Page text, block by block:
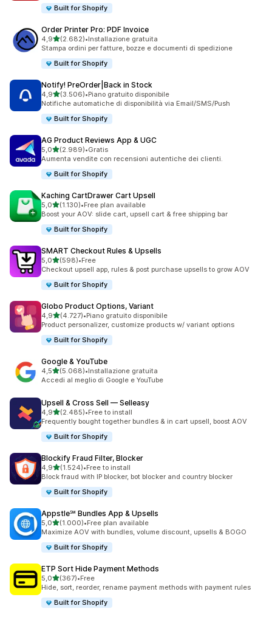
Built for Shopify
Order Printer Pro: PDF Invoice
4,9stelle su 5
(2.682)
2682 recensioni totali
•Installazione gratuita
Stampa ordini per fatture, bozze e documenti di spedizione
Built for Shopify
Notify! PreOrder|Back in Stock
4,9stelle su 5
(3.506)
3506 recensioni totali
•Piano gratuito disponibile
Notifiche automatiche di disponibilità via Email/SMS/Push
Built for Shopify
AG Product Reviews App & UGC
5,0stelle su 5
(2.989)
2989 recensioni totali
•Gratis
Aumenta vendite con recensioni autentiche dei clienti.
Built for Shopify
Kaching CartDrawer Cart Upsell
5,0stelle su 5
(1.130)
1130 recensioni totali
•Free plan available
Boost your AOV: slide cart, upsell cart & free shipping bar
Built for Shopify
SMART Checkout Rules & Upsells
5,0stelle su 5
(598)
598 recensioni totali
•Free
Checkout upsell app, rules & post purchase upsells to grow AOV
Built for Shopify
Globo Product Options, Variant
4,9stelle su 5
(4.727)
4727 recensioni totali
•Piano gratuito disponibile
Product personalizer, customize products w/ variant options
Built for Shopify
Google & YouTube
4,5stelle su 5
(5.068)
5068 recensioni totali
•Installazione gratuita
Accedi al meglio di Google e YouTube
Upsell & Cross Sell — Selleasy
4,9stelle su 5
(2.485)
2485 recensioni totali
•Free to install
Frequently bought together bundles & in cart upsell, boost AOV
Built for Shopify
Blockify Fraud Filter, Blocker
4,9stelle su 5
(1.524)
1524 recensioni totali
•Free to install
Block fraud with IP blocker, bot blocker and country blocker
Built for Shopify
Appstle℠ Bundles App & Upsells
5,0stelle su 5
(1.000)
1000 recensioni totali
•Free plan available
Maximize AOV with bundles, volume discount, upsells & BOGO
Built for Shopify
ETP Sort Hide Payment Methods
5,0stelle su 5
(367)
367 recensioni totali
•Free
Hide, sort, reorder, rename payment methods with payment rules
Built for Shopify